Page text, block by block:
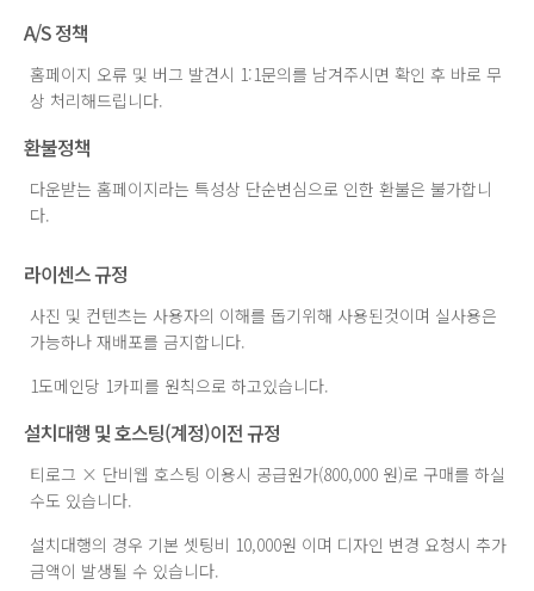
A/S 정책
홈페이지 오류 및 버그 발견시 1:1문의를 남겨주시면 확인 후 바로 무
상 처리해드립니다.
환불정책
다운받는 홈페이지라는 특성상 단순변심으로 인한 환불은 불가합니
다.
라이센스 규정
사진 및 컨텐츠는 사용자의 이해를 돕기위해 사용된것이며 실사용은
가능하나 재배포를 금지합니다.
1도메인당 1카피를 원칙으로 하고있습니다.
설치대행 및 호스팅(계정)이전 규정
티로그 × 단비웹 호스팅 이용시 공급원가(800,000 원)로 구매를 하실
수도 있습니다.
설치대행의 경우 기본 셋팅비 10,000원 이며 디자인 변경 요청시 추가
금액이 발생될 수 있습니다.